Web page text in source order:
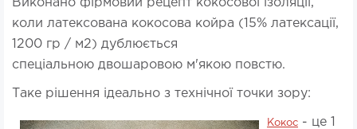
Виконано фірмовий рецепт кокосової ізоляції,
коли латексована кокосова койра (15% латексації,
1200 гр / м2) дублюється
спеціальною двошаровою м'якою повстю.
Таке рішення ідеально з технічної точки зору:
Кокос - це 1